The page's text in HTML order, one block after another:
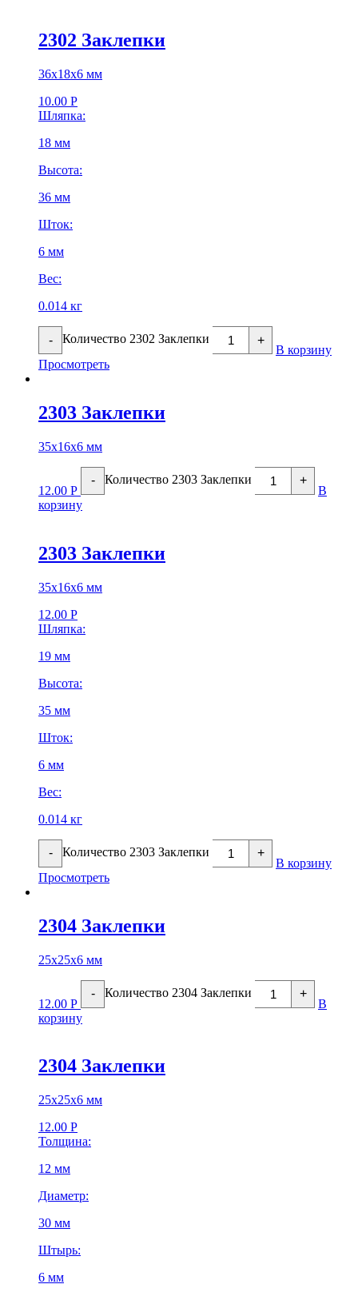
2302 Заклепки
36х18х6 мм
10.00 Р
Шляпка:
18 мм
Высота:
36 мм
Шток:
6 мм
Вес:
0.014 кг
- Количество 2302 Заклепки +
В корзину
Просмотреть
2303 Заклепки
35х16х6 мм
12.00 Р
- Количество 2303 Заклепки +
В
корзину
2303 Заклепки
35х16х6 мм
12.00 Р
Шляпка:
19 мм
Высота:
35 мм
Шток:
6 мм
Вес:
0.014 кг
- Количество 2303 Заклепки +
В корзину
Просмотреть
2304 Заклепки
25х25х6 мм
12.00 Р
- Количество 2304 Заклепки +
В
корзину
2304 Заклепки
25х25х6 мм
12.00 Р
Толщина:
12 мм
Диаметр:
30 мм
Штырь:
6 мм